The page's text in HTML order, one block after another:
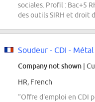
sociales. Profil : Bac+5
des outils SIRH et droit
Soudeur - CDI - Métal
Company not shown |
HR, French
“Offre d'emploi en CDI